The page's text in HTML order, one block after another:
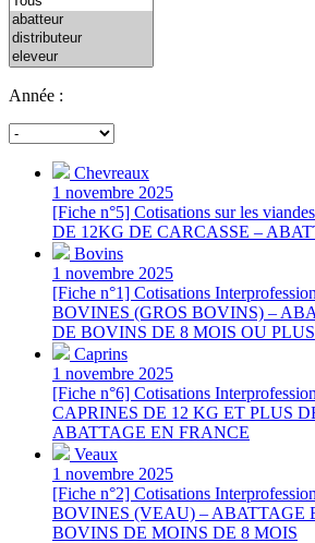
Année :
Chevreaux
1 novembre 2025
[Fiche n°5] Cotisations sur les
DE 12KG DE CARCASSE –
Bovins
1 novembre 2025
[Fiche n°1] Cotisations
BOVINES (GROS BOVINS) –
DE BOVINS DE 8 MOIS OU PLUS
Caprins
1 novembre 2025
[Fiche n°6] Cotisations
CAPRINES DE 12 KG ET PLUS
ABATTAGE EN FRANCE
Veaux
1 novembre 2025
[Fiche n°2] Cotisations
BOVINES (VEAU) – ABATTAGE
BOVINS DE MOINS DE 8 MOIS